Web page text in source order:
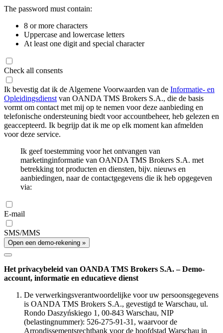
The password must contain:
8 or more characters
Uppercase and lowercase letters
At least one digit and special character
Check all consents
Ik bevestig dat ik de Algemene Voorwaarden van de Informatie- en
Opleidingsdienst van OANDA TMS Brokers S.A., die de basis
vormt om contact met mij op te nemen voor deze aanbieding en
telefonische ondersteuning biedt voor accountbeheer, heb gelezen en
geaccepteerd. Ik begrijp dat ik me op elk moment kan afmelden
voor deze service.
Ik geef toestemming voor het ontvangen van
marketinginformatie van OANDA TMS Brokers S.A. met
betrekking tot producten en diensten, bijv. nieuws en
aanbiedingen, naar de contactgegevens die ik heb opgegeven
via:
E-mail
SMS/MMS
Open een demo-rekening »
Het privacybeleid van OANDA TMS Brokers S.A. – Demo-
account, informatie en educatieve dienst
De verwerkingsverantwoordelijke voor uw persoonsgegevens
is OANDA TMS Brokers S.A., gevestigd te Warschau, ul.
Rondo Daszyńskiego 1, 00-843 Warschau, NIP
(belastingnummer): 526-275-91-31, waarvoor de
Arrondissementsrechtbank voor de hoofdstad Warschau in